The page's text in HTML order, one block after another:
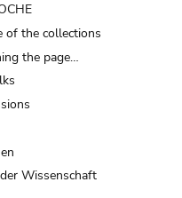
of the collections
the page…
Wissenschaft